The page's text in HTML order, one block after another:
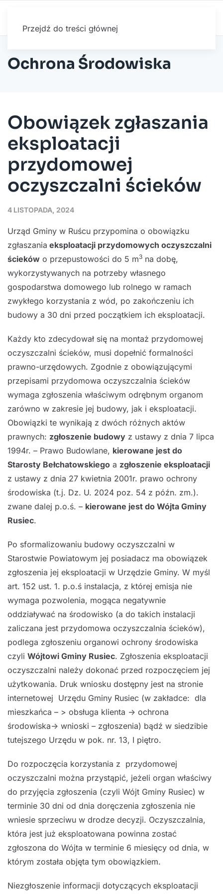
Przejdź do treści głównej
Ochrona Środowiska
Obowiązek zgłaszania
eksploatacji
przydomowej
oczyszczalni ścieków
4 LISTOPADA, 2024
Urząd Gminy w Ruścu przypomina o obowiązku
zgłaszania eksploatacji przydomowych oczyszczalni
ścieków o przepustowości do 5 m3 na dobę,
wykorzystywanych na potrzeby własnego
gospodarstwa domowego lub rolnego w ramach
zwykłego korzystania z wód, po zakończeniu ich
budowy a 30 dni przed początkiem ich eksploatacji.
Każdy kto zdecydował się na montaż przydomowej
oczyszczalni ścieków, musi dopełnić formalności
prawno-urzędowych. Zgodnie z obowiązującymi
przepisami przydomowa oczyszczalnia ścieków
wymaga zgłoszenia właściwym odrębnym organom
zarówno w zakresie jej budowy, jak i eksploatacji.
Obowiązki te wynikają z dwóch różnych aktów
prawnych: zgłoszenie budowy z ustawy z dnia 7 lipca
1994r. – Prawo Budowlane, kierowane jest do
Starosty Bełchatowskiego a zgłoszenie eksploatacji
z ustawy z dnia 27 kwietnia 2001r. prawo ochrony
środowiska (t.j. Dz. U. 2024 poz. 54 z późn. zm.).
zwane dalej p.o.ś. – kierowane jest do Wójta Gminy
Rusiec.
Po sformalizowaniu budowy oczyszczalni w
Starostwie Powiatowym jej posiadacz ma obowiązek
zgłoszenia jej eksploatacji w Urzędzie Gminy. W myśl
art. 152 ust. 1. p.o.ś instalacja, z której emisja nie
wymaga pozwolenia, mogąca negatywnie
oddziaływać na środowisko (a do takich instalacji
zaliczana jest przydomowa oczyszczalnia ścieków),
podlega zgłoszeniu organowi ochrony środowiska
czyli Wójtowi Gminy Rusiec. Zgłoszenia eksploatacji
oczyszczalni należy dokonać przed rozpoczęciem jej
użytkowania. Druk wniosku dostępny jest na stronie
internetowej Urzędu Gminy Rusiec (w zakładce: dla
mieszkańca – > obsługa klienta -> ochrona
środowiska-> wnioski – zgłoszenia) bądź w siedzibie
tutejszego Urzędu w pok. nr. 13, I piętro.
Do rozpoczęcia korzystania z przydomowej
oczyszczalni można przystąpić, jeżeli organ właściwy
do przyjęcia zgłoszenia (czyli Wójt Gminy Rusiec) w
terminie 30 dni od dnia doręczenia zgłoszenia nie
wniesie sprzeciwu w drodze decyzji. Oczyszczalnia,
która jest już eksploatowana powinna zostać
zgłoszona do Wójta w terminie 6 miesięcy od dnia, w
którym została objęta tym obowiązkiem.
Niezgłoszenie informacji dotyczących eksploatacji